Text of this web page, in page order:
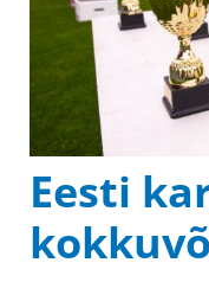
Eesti